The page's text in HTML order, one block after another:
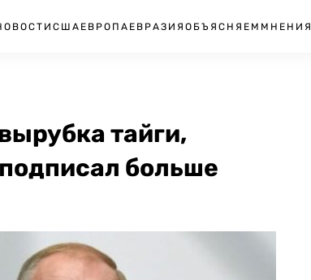
США ЕВРОПА ЕВРАЗИЯ ОБЪЯСНЯЕМ МНЕНИЯ
тайги,
больше